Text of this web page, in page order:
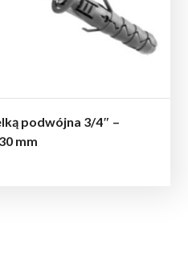
podwójna 3/4″ –
mm